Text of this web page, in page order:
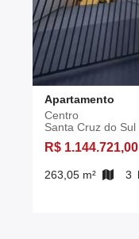
Apartamento
Centro
Santa Cruz do Sul
R$ 1.144.721,00
263,05 m² 3